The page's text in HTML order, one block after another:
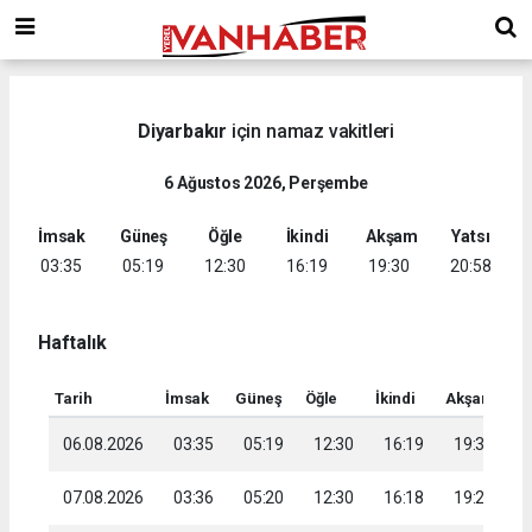
Diyarbakır için namaz vakitleri
6 Ağustos 2026, Perşembe
İmsak
03:35
Güneş
05:19
Öğle
12:30
İkindi
16:19
Akşam
19:30
Yatsı
20:58
Haftalık
Tarih İmsak Güneş Öğle İkindi Akşam
06.08.2026 03:35 05:19 12:30 16:19 19:30
07.08.2026 03:36 05:20 12:30 16:18 19:29